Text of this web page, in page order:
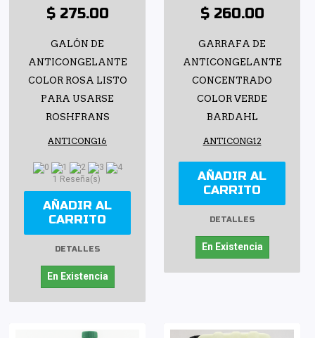
$ 275.00
GALÓN DE
ANTICONGELANTE
COLOR ROSA LISTO
PARA USARSE
ROSHFRANS
ANTICONG16
1 Reseña(s)
AÑADIR AL
CARRITO
DETALLES
En Existencia
$ 260.00
GARRAFA DE
ANTICONGELANTE
CONCENTRADO
COLOR VERDE
BARDAHL
ANTICONG12
AÑADIR AL
CARRITO
DETALLES
En Existencia